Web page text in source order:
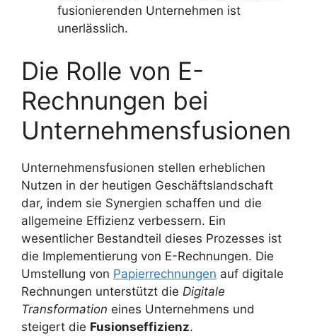
fusionierenden Unternehmen ist
unerlässlich.
Die Rolle von E-
Rechnungen bei
Unternehmensfusionen
Unternehmensfusionen stellen erheblichen
Nutzen in der heutigen Geschäftslandschaft
dar, indem sie Synergien schaffen und die
allgemeine Effizienz verbessern. Ein
wesentlicher Bestandteil dieses Prozesses ist
die Implementierung von E-Rechnungen. Die
Umstellung von Papierrechnungen auf digitale
Rechnungen unterstützt die Digitale
Transformation eines Unternehmens und
steigert die Fusionseffizienz.